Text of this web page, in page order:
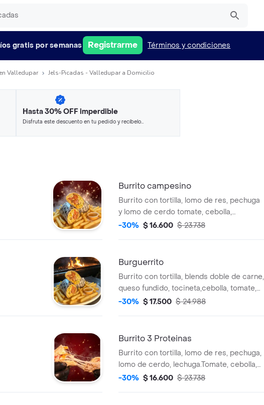
gratis por semanas Registrarme Términos y condiciones
Valledupar Jels-Picadas - Valledupar a Domicilio
Hasta 30% OFF imperdible
Disfruta este descuento en tu pedido y recíbelo
Burrito campesino
Burrito con tortilla, lomo de res, pechuga
y lomo de cerdo tomate, cebolla,
pimenton, maiz, queso costeño, chorizo,
-30% $ 16.600 $ 23.738
Burguerrito
Burrito con tortilla, blends doble de carne,
queso fundido, tocineta,cebolla, tomate,
lechuga, salsa tartara y tartara ahumada
-30% $ 17.500 $ 24.988
Burrito 3 Proteinas
Burrito con tortilla, lomo de res, pechuga,
lomo de cerdo, lechuga.Tomate, cebolla,
queso costeño y salsas de la casa.
-30% $ 16.600 $ 23.738